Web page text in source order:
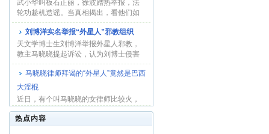
武小华叫板石正丽，徐波蹭热举报，法
轮功趁机造谣。当真相揭出，看他们如
何收场！...
刘博洋实名举报“外星人”邪教组织
天文学博士生刘博洋举报外星人邪教，
教主马晓晓提起诉讼，认为刘博士侵害
了她的名誉权...
马晓晓律师拜谒的“外星人”竟然是巴西
大淫棍
近日，有个叫马晓晓的女律师比较火，
因为她自称与不同种族的外星人都有过
接触，并通过...
热点内容